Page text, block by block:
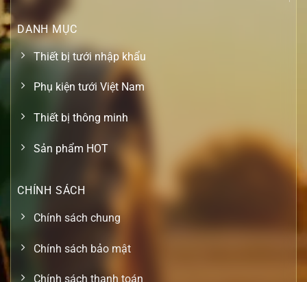
DANH MỤC
Thiết bị tưới nhập khẩu
Phụ kiện tưới Việt Nam
Thiết bị thông minh
Sản phẩm HOT
CHÍNH SÁCH
Chính sách chung
Chính sách bảo mật
Chính sách thanh toán